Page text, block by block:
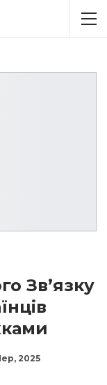
Зв’язку
2025